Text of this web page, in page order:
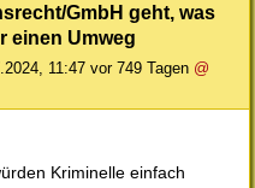
GmbH geht, was
einen Umweg
11:47 vor 749 Tagen @
Kriminelle einfach